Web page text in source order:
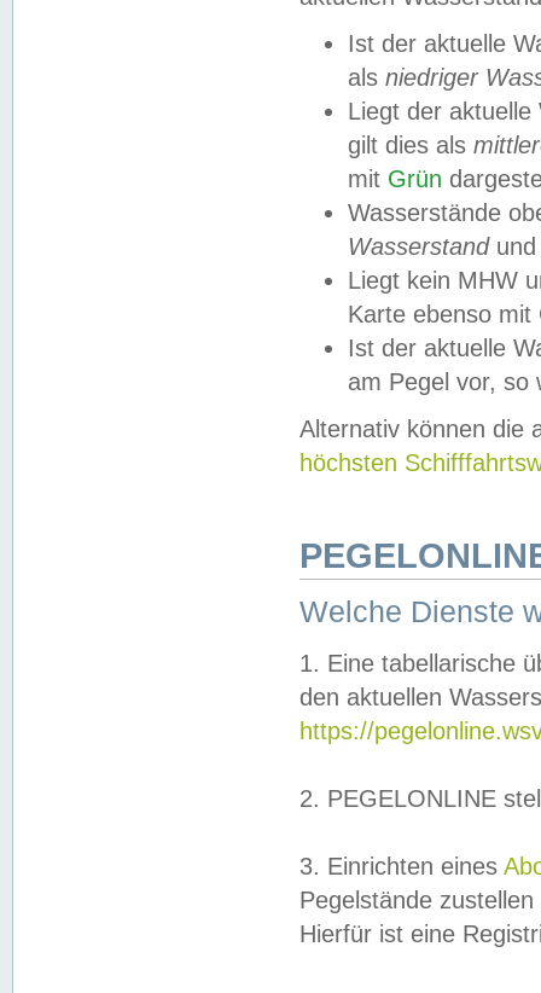
Ist der aktuelle
als niedriger
Liegt der
gilt dies als
mit Grün
Wasserstände
Wasserstandund
Liegt kein MHW
Karte ebenso mit
Ist der aktuelle
am Pegel vor,
Alternativ können die
höchsten
Welche Dienste
1. Eine tabellarische
den aktuellen
https://
2. PEGELONLINE
3. Einrichten eines
Pegelstände
Hierfür ist eine